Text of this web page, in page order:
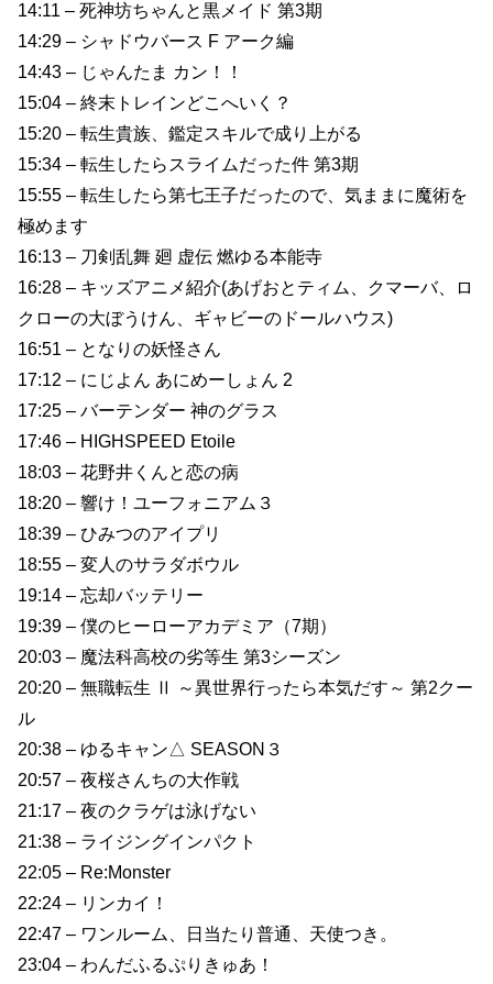
14:11 – 死神坊ちゃんと黒メイド 第3期
14:29 – シャドウバース F アーク編
14:43 – じゃんたま カン！！
15:04 – 終末トレインどこへいく？
15:20 – 転生貴族、鑑定スキルで成り上がる
15:34 – 転生したらスライムだった件 第3期
15:55 – 転生したら第七王子だったので、気ままに魔術を
極めます
16:13 – 刀剣乱舞 廻 虚伝 燃ゆる本能寺
16:28 – キッズアニメ紹介(あげおとティム、クマーバ、ロ
クローの大ぼうけん、ギャビーのドールハウス)
16:51 – となりの妖怪さん
17:12 – にじよん あにめーしょん 2
17:25 – バーテンダー 神のグラス
17:46 – HIGHSPEED Etoile
18:03 – 花野井くんと恋の病
18:20 – 響け！ユーフォニアム３
18:39 – ひみつのアイプリ
18:55 – 変人のサラダボウル
19:14 – 忘却バッテリー
19:39 – 僕のヒーローアカデミア（7期）
20:03 – 魔法科高校の劣等生 第3シーズン
20:20 – 無職転生 Ⅱ ～異世界行ったら本気だす～ 第2クー
ル
20:38 – ゆるキャン△ SEASON３
20:57 – 夜桜さんちの大作戦
21:17 – 夜のクラゲは泳げない
21:38 – ライジングインパクト
22:05 – Re:Monster
22:24 – リンカイ！
22:47 – ワンルーム、日当たり普通、天使つき。
23:04 – わんだふるぷりきゅあ！